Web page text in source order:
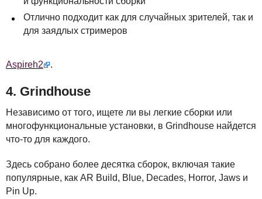
Отлично подходит как для случайных зрителей, так и
для заядлых стримеров
Aspireh2 .
4. Grindhouse
Независимо от того, ищете ли вы легкие сборки или
многофункциональные установки, в Grindhouse найдется
что-то для каждого.
Здесь собрано более десятка сборок, включая такие
популярные, как AR Build, Blue, Decades, Horror, Jaws и
Pin Up.